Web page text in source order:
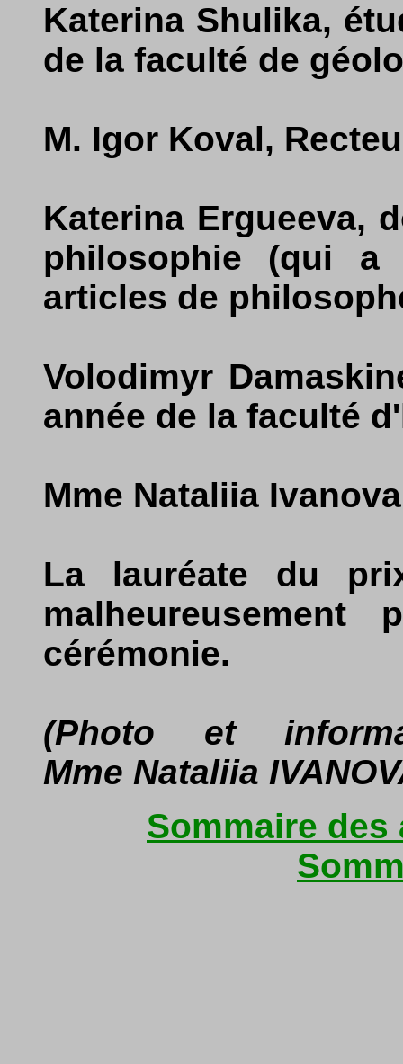
Katerina Shulika,
de la faculté de
M. Igor Koval,
Katerina Ergueeva,
philosophie (qui
articles de
Volodimyr
année de la faculté
Mme Nataliia
La lauréate du
cérémonie.
(Photo et
Mme Nataliia
Sommaire des